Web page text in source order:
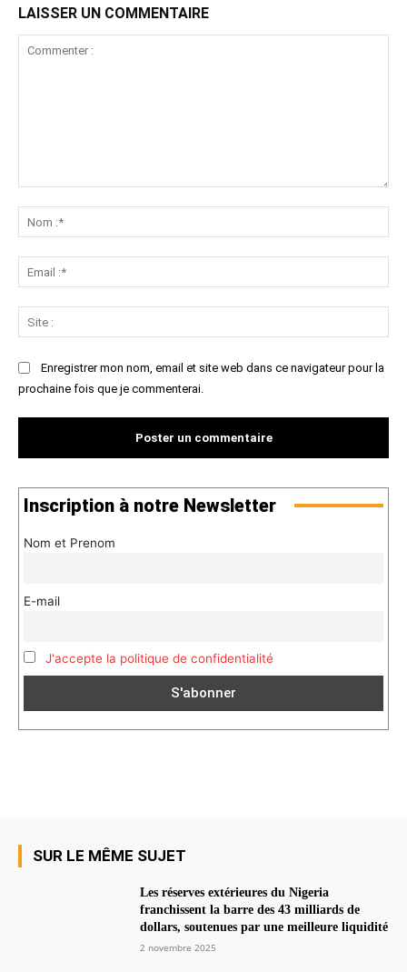
LAISSER UN COMMENTAIRE
:*
:*
:
Enregistrer mon nom, email et site web dans ce navigateur pour la
prochaine fois que je commenterai.
Inscription à notre Newsletter
Nom et Prenom
E-mail
J'accepte la politique de confidentialité
SUR LE MÊME SUJET
Les réserves extérieures du Nigeria
franchissent la barre des 43 milliards de
dollars, soutenues par une meilleure liquidité
2 novembre 2025